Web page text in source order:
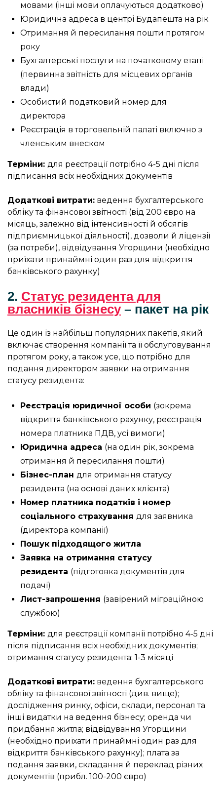
мовами (інші мови оплачуються додатково)
Юридична адреса в центрі Будапешта на рік
Отримання й пересилання пошти протягом
року
Бухгалтерські послуги на початковому етапі
(первинна звітність для місцевих органів
влади)
Особистий податковий номер для
директора
Реєстрація в торговельній палаті включно з
членським внеском
Терміни: для реєстрації потрібно 4-5 дні після
підписання всіх необхідних документів
Додаткові витрати: ведення бухгалтерського
обліку та фінансової звітності (від 200 євро на
місяць, залежно від інтенсивності й обсягів
підприємницької діяльності), дозволи й ліцензії
(за потреби), відвідування Угорщини (необхідно
приїхати принаймні один раз для відкриття
банківського рахунку)
2. Статус резидента для
власників бізнесу– пакет на рік
Це один із найбільш популярних пакетів, який
включає створення компанії та її обслуговування
протягом року, а також усе, що потрібно для
подання директором заявки на отримання
статусу резидента:
Реєстрація юридичної особи (зокрема
відкриття банківського рахунку, реєстрація
номера платника ПДВ, усі вимоги)
Юридична адреса (на один рік, зокрема
отримання й пересилання пошти)
Бізнес-план для отримання статусу
резидента (на основі даних клієнта)
Номер платника податків і номер
соціального страхування для заявника
(директора компанії)
Пошук підходящого житла
Заявка на отримання статусу
резидента (підготовка документів для
подачі)
Лист-запрошення (завірений міграційною
службою)
Терміни: для реєстрації компанії потрібно 4-5 дні
після підписання всіх необхідних документів;
отримання статусу резидента: 1-3 місяці
Додаткові витрати: ведення бухгалтерського
обліку та фінансової звітності (див. вище);
дослідження ринку, офіси, склади, персонал та
інші видатки на ведення бізнесу; оренда чи
придбання житла; відвідування Угорщини
(необхідно приїхати принаймні один раз для
відкриття банківського рахунку); плата за
подання заявки, складання й переклад різних
документів (прибл. 100-200 євро)